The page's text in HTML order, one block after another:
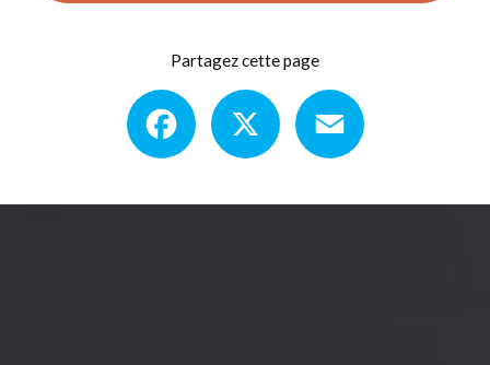
Partagez cette page
Facebook